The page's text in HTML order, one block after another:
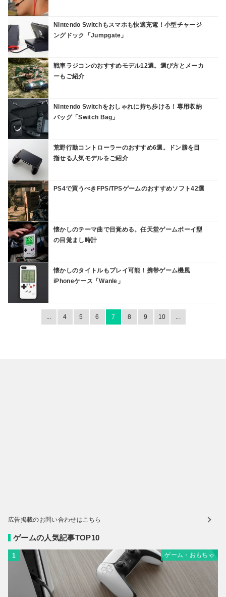
Nintendo Switchもスマホも快適充電！小型チャージ
ングドック「Jumpgate」
戦車ラジコンのおすすめモデル12選。選び方とメーカ
ーもご紹介
Nintendo Switchをおしゃれに持ち歩ける！専用収納
バッグ「Switch Bag」
荒野行動コントローラーのおすすめ6選。ドン勝を目
指せる人気モデルをご紹介
PS4で買うべきFPS/TPSゲームのおすすめソフト42選
懐かしのテーマ曲で目覚める。任天堂ゲームボーイ型
の目覚まし時計
懐かしのタイトルもプレイ可能！携帯ゲーム機風
iPhoneケース「Wanle」
... 4 5 6 7 8 9 10 ...
広告掲載のお問い合わせはこちら
ゲームの人気記事TOP10
1 ゲーム・おもちゃ